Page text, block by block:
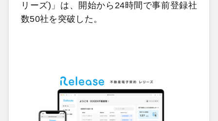
リーズ)」は、開始から24時間で事前登録社
数50社を突破した。